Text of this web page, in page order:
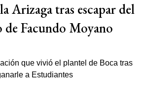
Arizaga tras escapar del
de Facundo Moyano